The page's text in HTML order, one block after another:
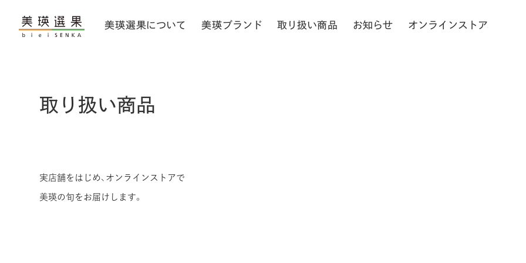
美瑛選果について 美瑛ブランド 取り扱い商品 お知らせ オンラインストア
取り扱い商品
実店舗をはじめ、オンラインストアで
美瑛の旬をお届けします。